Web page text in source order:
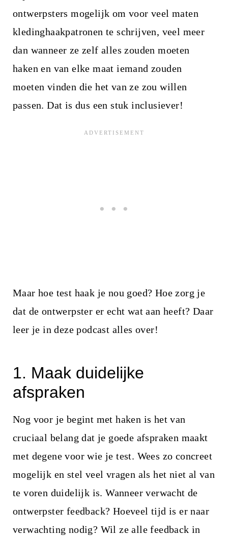
ontwerpsters mogelijk om voor veel maten
kledinghaakpatronen te schrijven, veel meer
dan wanneer ze zelf alles zouden moeten
haken en van elke maat iemand zouden
moeten vinden die het van ze zou willen
passen. Dat is dus een stuk inclusiever!
Maar hoe test haak je nou goed? Hoe zorg je
dat de ontwerpster er echt wat aan heeft? Daar
leer je in deze podcast alles over!
1. Maak duidelijke
afspraken
Nog voor je begint met haken is het van
cruciaal belang dat je goede afspraken maakt
met degene voor wie je test. Wees zo concreet
mogelijk en stel veel vragen als het niet al van
te voren duidelijk is. Wanneer verwacht de
ontwerpster feedback? Hoeveel tijd is er naar
verwachting nodig? Wil ze alle feedback in